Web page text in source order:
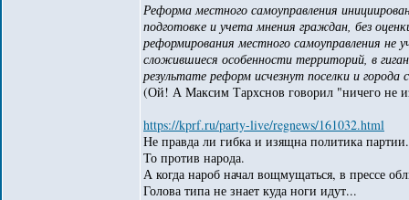
Реформа местного самоуправления
подготовке и учета мнения граждан, без
реформирования местного самоуправления
сложившиеся особенности территорий, в
результате реформ исчезнут поселки и
(Ой! А Максим Тархснов говорил "ничего не
https://kprf.ru/party-live/regnews/161032.html
Не правда ли гибка и изящна политика партии.
То против народа.
А когда нароб начал вощмущаться, в прессе
Голова типа не знает куда ноги идут...